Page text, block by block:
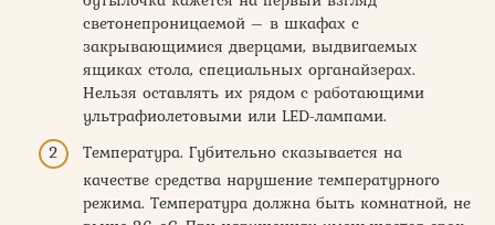
светонепроницаемой – в шкафах с
закрывающимися дверцами, выдвигаемых
ящиках стола, специальных органайзерах.
Нельзя оставлять их рядом с работающими
ультрафиолетовыми или LED-лампами.
Температура. Губительно сказывается на
качестве средства нарушение температурного
режима. Температура должна быть комнатной, не